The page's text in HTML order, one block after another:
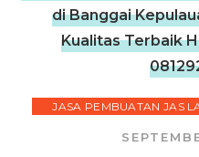
di Banggai
Kualitas Terbaik
JASA PEMBUATAN JAS